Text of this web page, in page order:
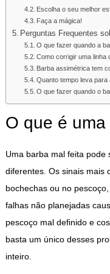
Escolha o seu melhor
Faça a mágica!
Perguntas Frequentes
O que fazer quando a
Como corrigir uma linha
Barba assimétrica tem
Quanto tempo leva
O que fazer quando o
O que é
Uma barba mal feita pode
diferentes. Os sinais mais
bochechas ou no
falhas não planejadas
pescoço mal definido e
basta um único desses
inteiro.